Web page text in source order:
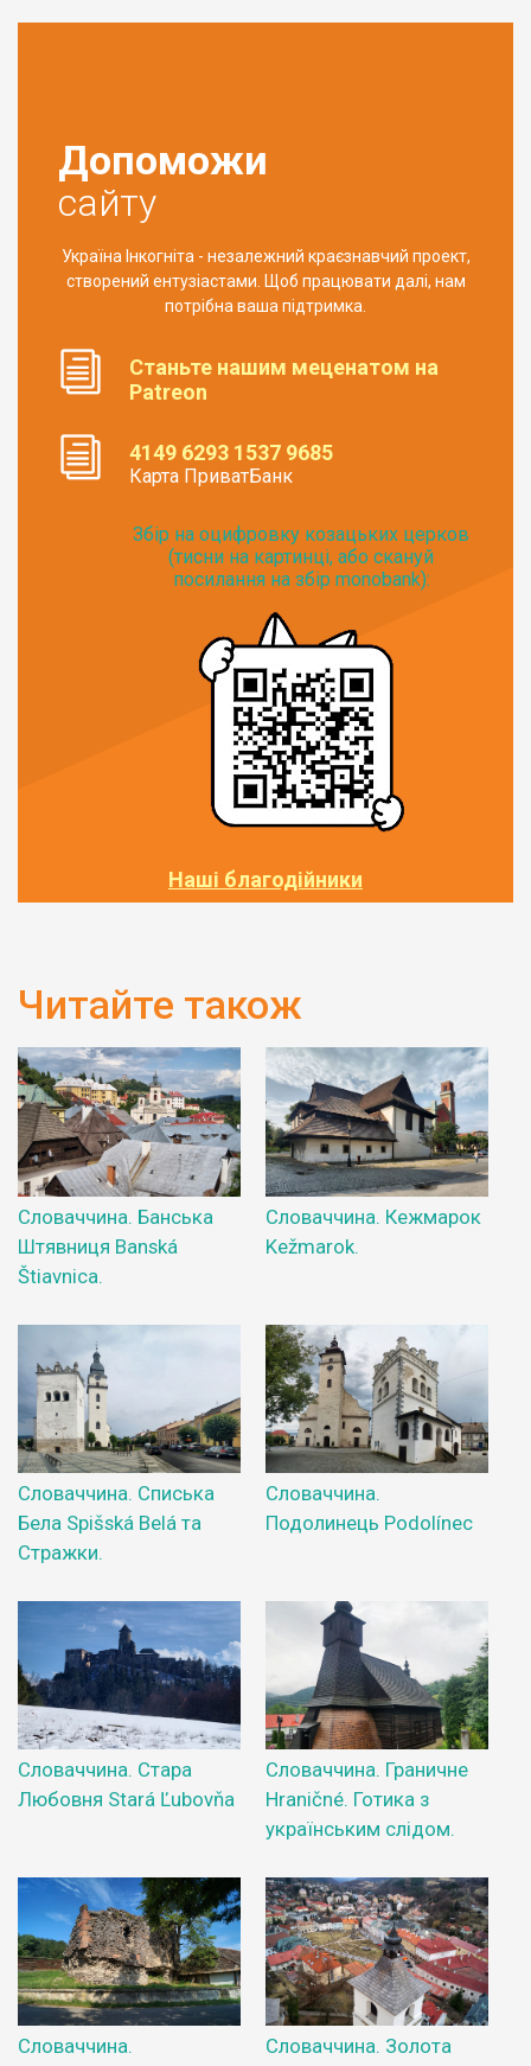
Допоможи
сайту
Україна Інкогніта - незалежний краєзнавчий проект,
створений ентузіастами. Щоб працювати далі, нам
потрібна ваша підтримка.
Станьте нашим меценатом на
Patreon
4149 6293 1537 9685
Карта ПриватБанк
Збір на оцифровку козацьких церков
(тисни на картинці, або скануй
посилання на збір monobank):
Наші благодійники
Читайте також
Словаччина. Банська
Штявниця Banská
Štiavnica.
Словаччина. Кежмарок
Kežmarok.
Словаччина. Списька
Бела Spišská Belá та
Стражки.
Словаччина.
Подолинець Podolínec
Словаччина. Стара
Любовня Stará Ľubovňa
Словаччина. Граничне
Hraničné. Готика з
українським слідом.
Словаччина.
Словаччина. Золота